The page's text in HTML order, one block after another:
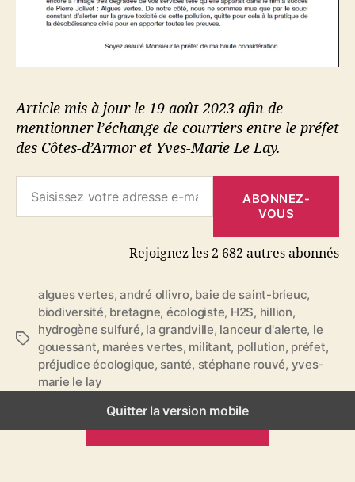
Article mis à jour le 19 août 2023 afin de
mentionner l’échange de courriers entre le préfet
des Côtes-d’Armor et Yves-Marie Le Lay.
Saisissez votre adresse e-mail…
ABONNEZ-
VOUS
Rejoignez les 2 682 autres abonnés
É
q
algues vertes,andré ollivro, baie de saint-brieuc,
biodiversité, bretagne, écologiste, H2S, hillion,
hydrogène sulfuré, la grandville, lanceur d'alerte, le
gouessant, marées vertes, militant, pollution, préfet,
préjudice écologique, santé, stéphane rouvé, yves-
marie le lay
Quitter la version mobile